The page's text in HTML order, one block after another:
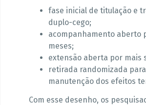
fase inicial de titulação e
duplo-cego;
acompanhamento aberto
meses;
extensão aberta por mais
retirada randomizada
manutenção dos efeitos
Com esse desenho, os